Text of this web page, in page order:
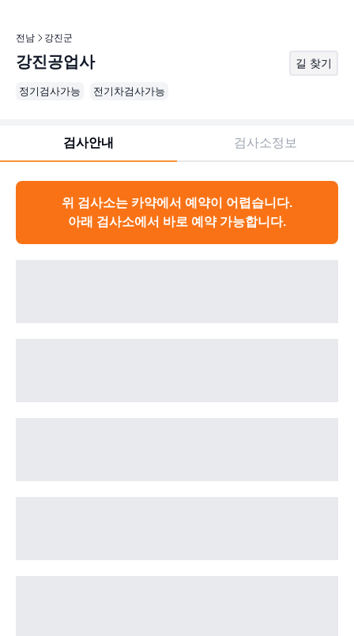
전남 강진군
강진공업사 길 찾기
정기검사가능 전기차검사가능
검사안내 검사소정보
위 검사소는 카약에서 예약이 어렵습니다.
아래 검사소에서 바로 예약 가능합니다.